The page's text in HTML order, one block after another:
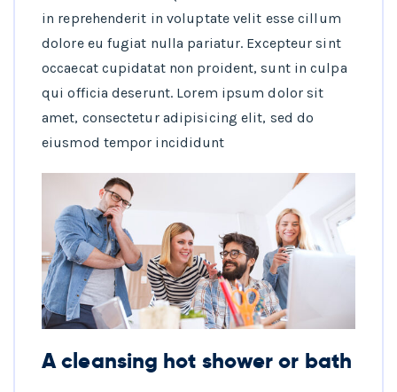
in reprehenderit in voluptate velit esse cillum
dolore eu fugiat nulla pariatur. Excepteur sint
occaecat cupidatat non proident, sunt in culpa
qui officia deserunt. Lorem ipsum dolor sit
amet, consectetur adipisicing elit, sed do
eiusmod tempor incididunt
A cleansing hot shower or bath